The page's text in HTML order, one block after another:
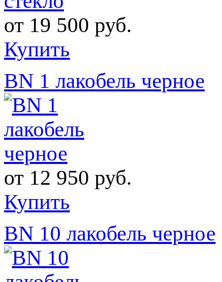
от 19 500 руб.
Купить
BN 1 лакобель черное
от 12 950 руб.
Купить
BN 10 лакобель черное